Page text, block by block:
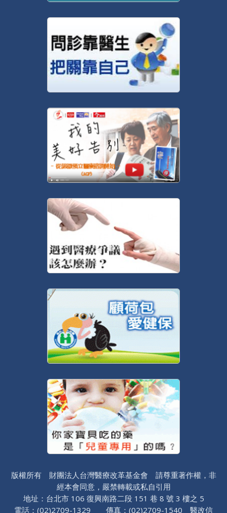
版權所有 財團法人台灣醫療改革基金會 請尊重著作權，非
經本會同意，嚴禁轉載或私自引用
地址：台北市 106 復興南路二段 151 巷 8 號 3 樓之 5
電話：(02)2709-1329 傳真：(02)2709-1540 醫改信